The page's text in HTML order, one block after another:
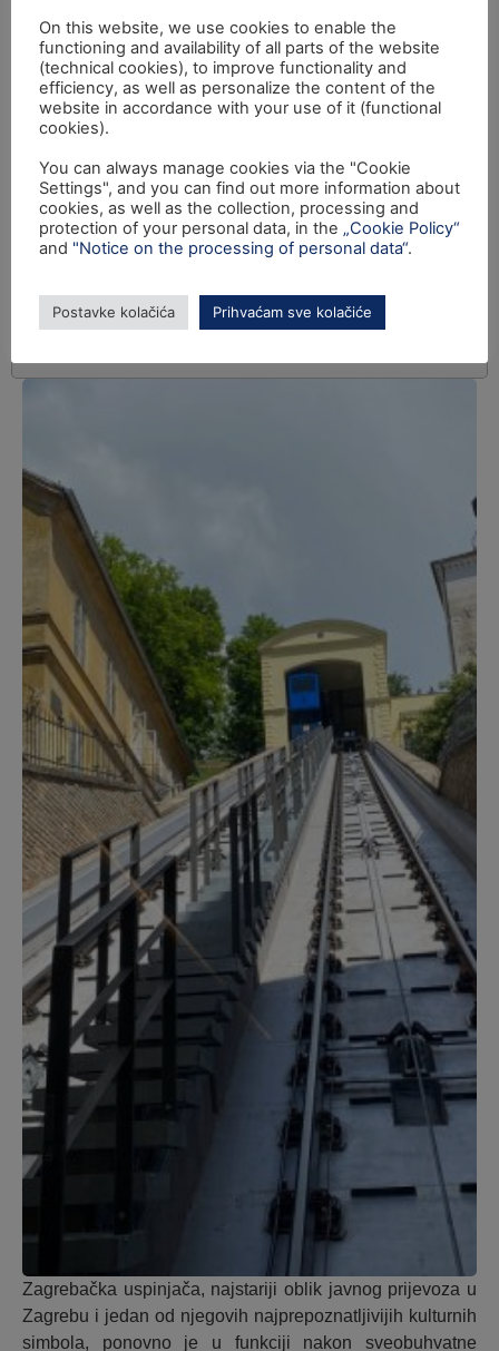
Zagrebačka uspinjača, najstariji oblik javnog prijevoza u
Zagrebu i jedan od njegovih najprepoznatljivijih kulturnih
simbola, ponovno je u funkciji nakon sveobuhvatne
On this website, we use cookies to enable the
functioning and availability of all parts of the website
(technical cookies), to improve functionality and
efficiency, as well as personalize the content of the
website in accordance with your use of it (functional
cookies).
You can always manage cookies via the "Cookie
Settings", and you can find out more information about
cookies, as well as the collection, processing and
protection of your personal data, in the „Cookie Policy“
and "Notice on the processing of personal data“.
Postavke kolačića Prihvaćam sve kolačiće